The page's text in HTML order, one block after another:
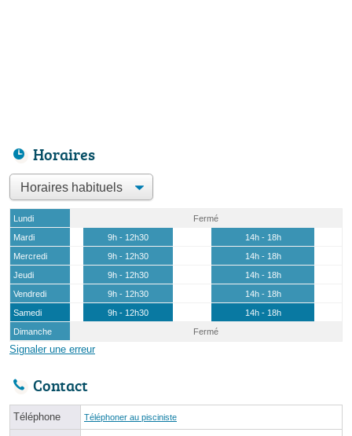
Horaires
Lundi
Fermé
Mardi
9h - 12h30
14h - 18h
Mercredi
9h - 12h30
14h - 18h
Jeudi
9h - 12h30
14h - 18h
Vendredi
9h - 12h30
14h - 18h
Samedi
9h - 12h30
14h - 18h
Dimanche
Fermé
Signaler une erreur
Contact
Téléphone Téléphoner au pisciniste